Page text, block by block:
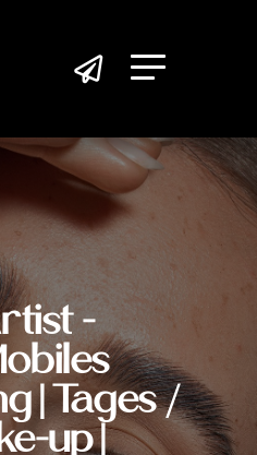

-
| Tages /
up |